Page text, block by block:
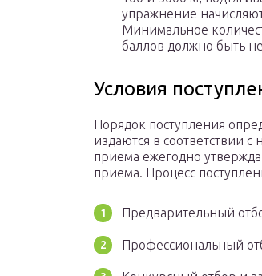
упражнение
Минимальное
баллов должно быть
Условия
Порядок поступления
издаются в соответствии
приема ежегодно
приема. Процесс
Предварительный
Профессиональный